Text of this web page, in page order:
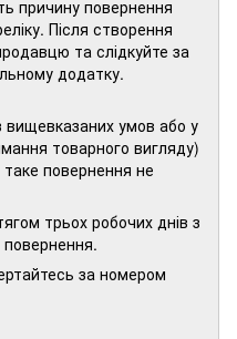
причину повернення
Після створення
та слідкуйте за
додатку.
вищевказаних умов або у
товарного вигляду)
повернення не
трьох робочих днів з
за номером